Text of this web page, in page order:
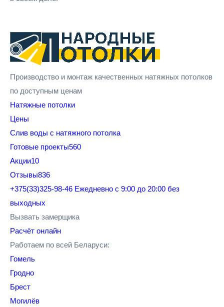
Производство и монтаж качественных натяжных потолков
по доступным ценам
Натяжные потолки
Цены
Cлив воды с натяжного потолка
Готовые проекты560
Акции10
Отзывы836
+375(33)325-98-46 Ежедневно с 9:00 до 20:00 без
выходных
Вызвать замерщика
Расчёт онлайн
Работаем по всей Беларуси:
Гомель
Гродно
Брест
Могилёв